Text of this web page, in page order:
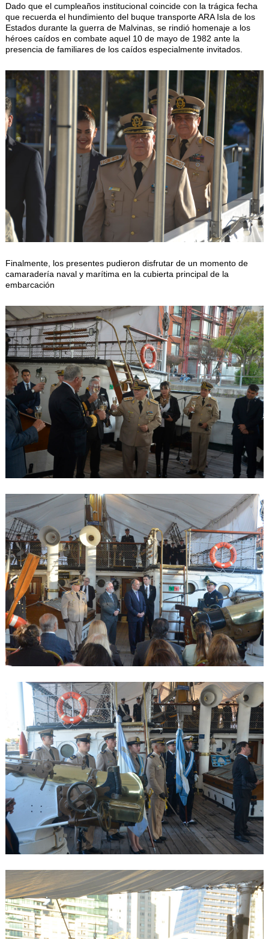
Dado que el cumpleaños institucional coincide con la trágica fecha
que recuerda el hundimiento del buque transporte ARA Isla de los
Estados durante la guerra de Malvinas, se rindió homenaje a los
héroes caídos en combate aquel 10 de mayo de 1982 ante la
presencia de familiares de los caídos especialmente invitados.
Finalmente, los presentes pudieron disfrutar de un momento de
camaradería naval y marítima en la cubierta principal de la
embarcación